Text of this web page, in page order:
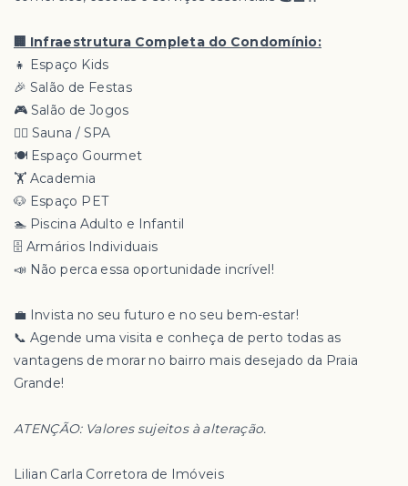
🏢 Infraestrutura Completa do Condomínio:
👧 Espaço Kids
🎉 Salão de Festas
🎮 Salão de Jogos
🧖‍♀️ Sauna / SPA
🍽️ Espaço Gourmet
🏋️ Academia
🐶 Espaço PET
🏊 Piscina Adulto e Infantil
🗄️ Armários Individuais
📣 Não perca essa oportunidade incrível!
💼 Invista no seu futuro e no seu bem-estar!
📞 Agende uma visita e conheça de perto todas as
vantagens de morar no bairro mais desejado da Praia
Grande!
ATENÇÃO: Valores sujeitos à alteração.
Lilian Carla Corretora de Imóveis